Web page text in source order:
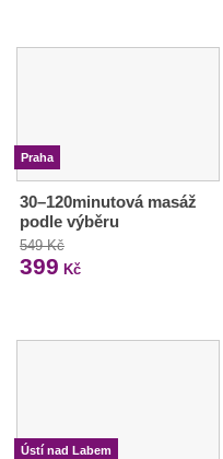
Praha
30–120minutová masáž
podle výběru
549 Kč
399 Kč
Ústí nad Labem